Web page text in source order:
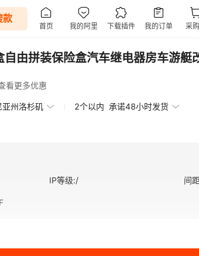
由拼装保险盒汽车继电器房车游艇
看更多优惠
亚州洛杉矶 2个以内 承诺48小时发货
IP等级:/ 间